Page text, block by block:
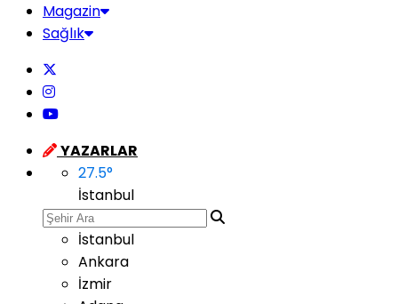
Magazin
Sağlık
YAZARLAR
27.5°
İstanbul
İstanbul
Ankara
İzmir